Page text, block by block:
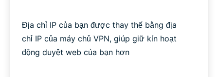
Địa chỉ IP của bạn được thay thế bằng địa
chỉ IP của máy chủ VPN, giúp giữ kín hoạt
động duyệt web của bạn hơn